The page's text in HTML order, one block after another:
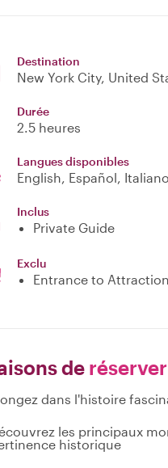
Destination
New York City, United
Durée
2.5 heures
Langues disponibles
English, Español, Italiano
Inclus
Private Guide
Exclu
Entrance to
de
dans l'histoire
les principaux
historique